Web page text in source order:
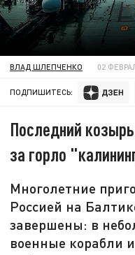
ВЛАД ШЛЕПЧЕНКО 02
ПОДПИШИТЕСЬ:
Последний
за горло
Многолетние
Россией на
завершены: в
военные корабли